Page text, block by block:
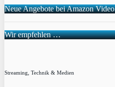
Neue Angebote bei Amazon Video
Wir empfehlen …
Streaming, Technik & Medien